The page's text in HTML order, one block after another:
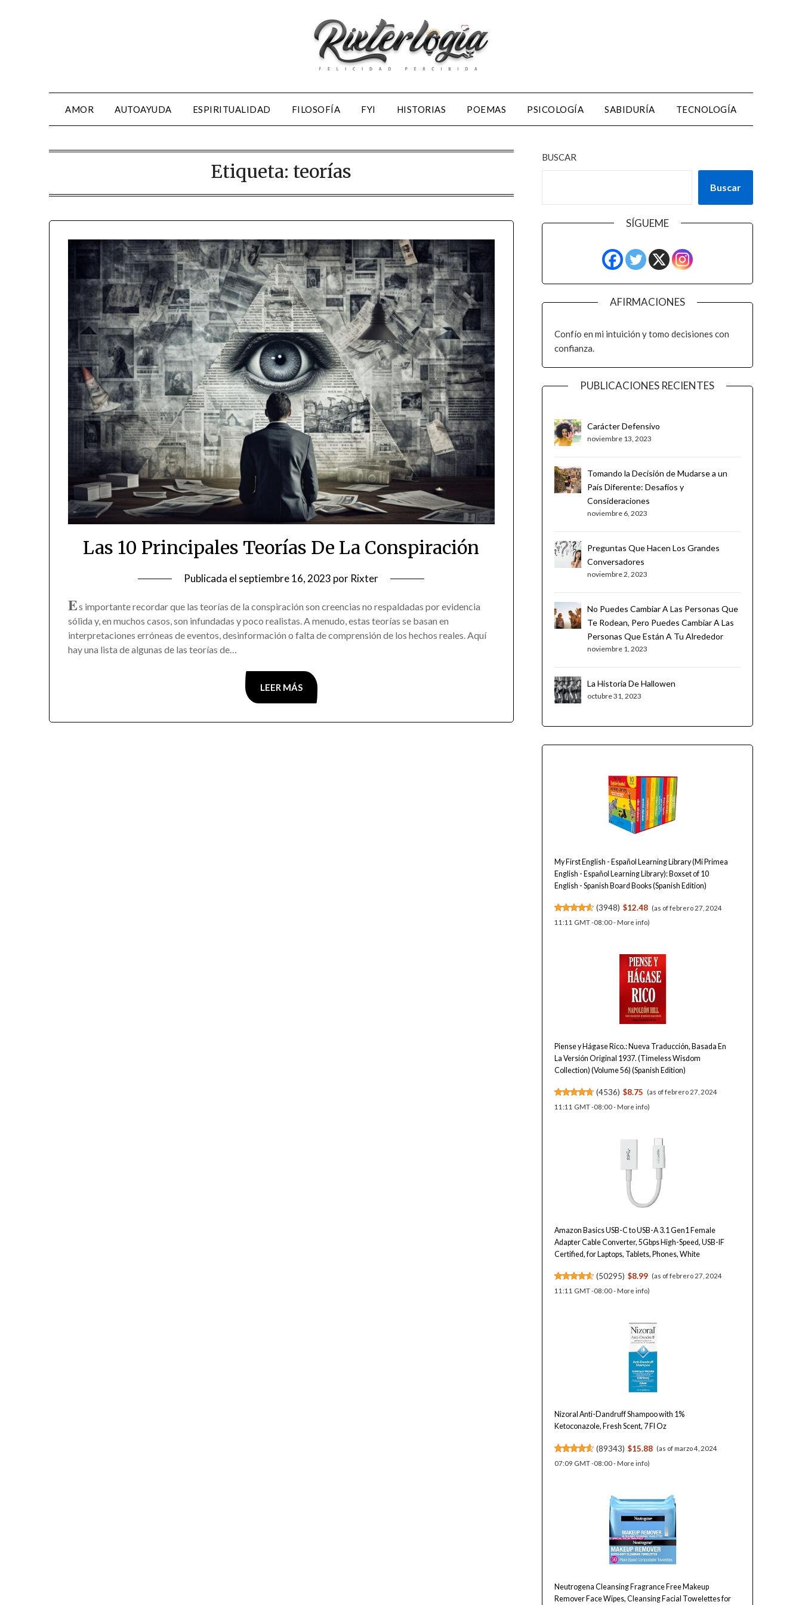
AMOR AUTOAYUDA ESPIRITUALIDAD FILOSOFÍA FYI HISTORIAS POEMAS PSICOLOGÍA SABIDURÍA TECNOLOGÍA
Etiqueta: teorías
Las 10 Principales Teorías De La Conspiración
Publicada el septiembre 16, 2023 por Rixter
Es importante recordar que las teorías de la conspiración son creencias no respaldadas por evidencia
sólida y, en muchos casos, son infundadas y poco realistas. A menudo, estas teorías se basan en
interpretaciones erróneas de eventos, desinformación o falta de comprensión de los hechos reales. Aquí
hay una lista de algunas de las teorías de…
LEER MÁS
BUSCAR
Buscar
SÍGUEME
AFIRMACIONES
Confío en mi intuición y tomo decisiones con
confianza.
PUBLICACIONES RECIENTES
Carácter Defensivo
noviembre 13, 2023
Tomando la Decisión de Mudarse a un
País Diferente: Desafíos y
Consideraciones
noviembre 6, 2023
Preguntas Que Hacen Los Grandes
Conversadores
noviembre 2, 2023
No Puedes Cambiar A Las Personas Que
Te Rodean, Pero Puedes Cambiar A Las
Personas Que Están A Tu Alrededor
noviembre 1, 2023
La Historia De Hallowen
octubre 31, 2023
My First English - Español Learning Library (Mi Primea
English - Español Learning Library): Boxset of 10
English - Spanish Board Books (Spanish Edition)
(3948) $12.48 (as of febrero 27, 2024
11:11 GMT -08:00 - More info)
Piense y Hágase Rico.: Nueva Traducción, Basada En
La Versión Original 1937. (Timeless Wisdom
Collection) (Volume 56) (Spanish Edition)
(4536) $8.75
(as of febrero 27, 2024
11:11 GMT -08:00 - More info)
Amazon Basics USB-C to USB-A 3.1 Gen1 Female
Adapter Cable Converter, 5Gbps High-Speed, USB-IF
Certified, for Laptops, Tablets, Phones, White
(50295) $8.99 (as of febrero 27, 2024
11:11 GMT -08:00 - More info)
Nizoral Anti-Dandruff Shampoo with 1%
Ketoconazole, Fresh Scent, 7 Fl Oz
(89343) $15.88 (as of marzo 4, 2024
07:09 GMT -08:00 - More info)
Neutrogena Cleansing Fragrance Free Makeup
Remover Face Wipes, Cleansing Facial Towelettes for